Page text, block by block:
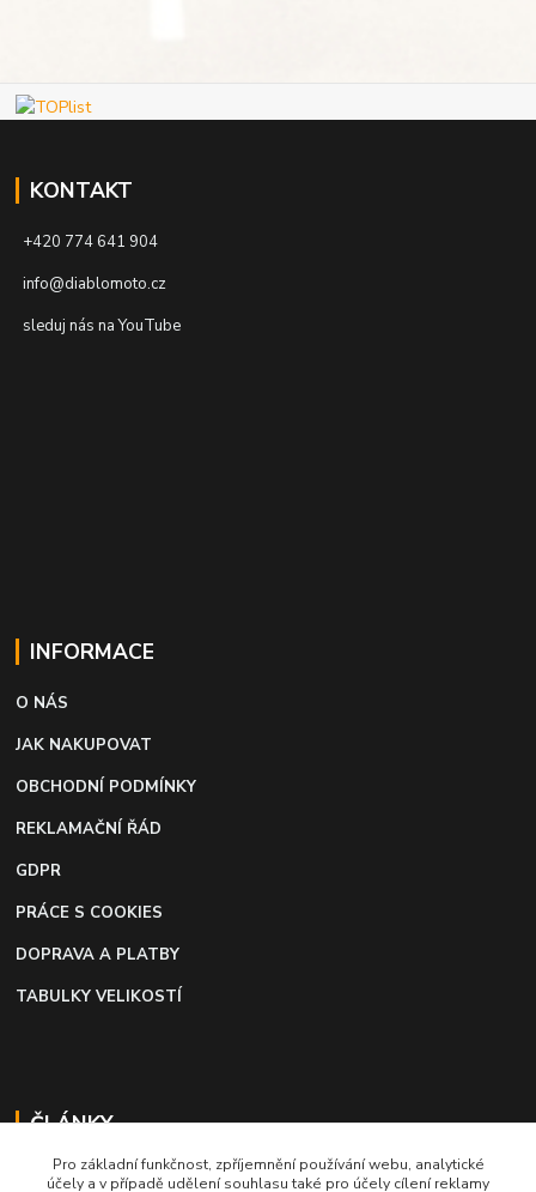
KONTAKT
+420 774 641 904
info@diablomoto.cz
sleduj nás na YouTube
INFORMACE
O NÁS
JAK NAKUPOVAT
OBCHODNÍ PODMÍNKY
REKLAMAČNÍ ŘÁD
GDPR
PRÁCE S COOKIES
DOPRAVA A PLATBY
TABULKY VELIKOSTÍ
ČLÁNKY
Profi lepidlo na boty a kůži
Pro základní funkčnost, zpříjemnění používání webu, analytické
účely a v případě udělení souhlasu také pro účely cílení reklamy